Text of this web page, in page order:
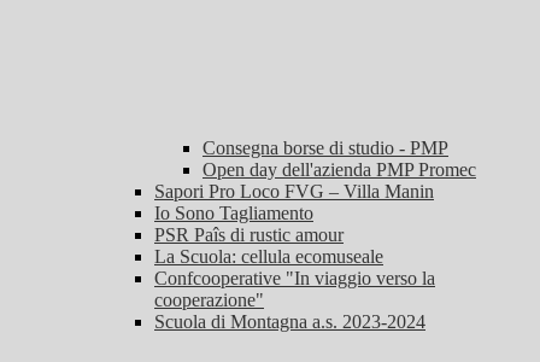
Consegna borse di studio - PMP
Open day dell'azienda PMP Promec
Sapori Pro Loco FVG – Villa Manin
Io Sono Tagliamento
PSR Paîs di rustic amour
La Scuola: cellula ecomuseale
Confcooperative "In viaggio verso la
cooperazione"
Scuola di Montagna a.s. 2023-2024